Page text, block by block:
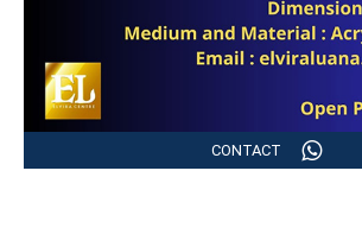
CONTACT